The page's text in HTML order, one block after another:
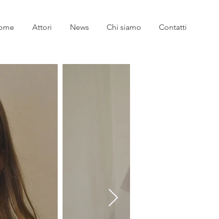
Attori News Chi siamo Contatti